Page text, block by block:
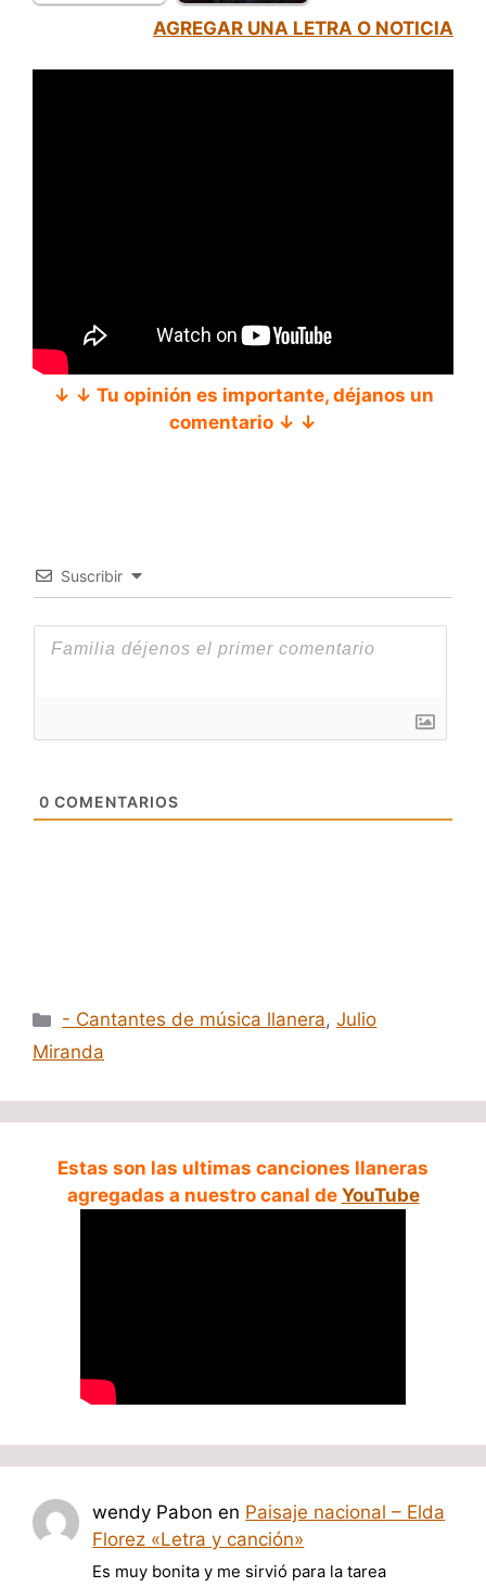
AGREGAR UNA LETRA O NOTICIA
↓ ↓ Tu opinión es importante, déjanos un
comentario ↓ ↓
Suscribir
0 COMENTARIOS
Categorías
- Cantantes de música llanera,Julio
Miranda
Estas son las ultimas canciones llaneras
agregadas a nuestro canal de YouTube
wendy Pabon en Paisaje nacional – Elda
Florez «Letra y canción»
Es muy bonita y me sirvió para la tarea